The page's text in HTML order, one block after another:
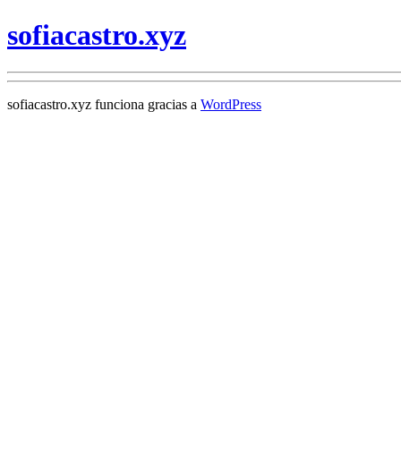
sofiacastro.xyz
sofiacastro.xyz funciona gracias a WordPress